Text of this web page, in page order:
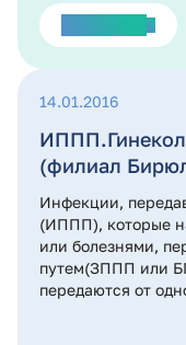
14.01.2016
(филиал
Инфекции,
(ИППП), которые
или болезнями,
путем(ЗППП или
передаются от